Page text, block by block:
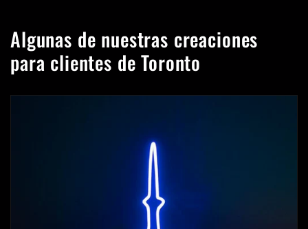
Algunas de nuestras creaciones
para clientes de Toronto